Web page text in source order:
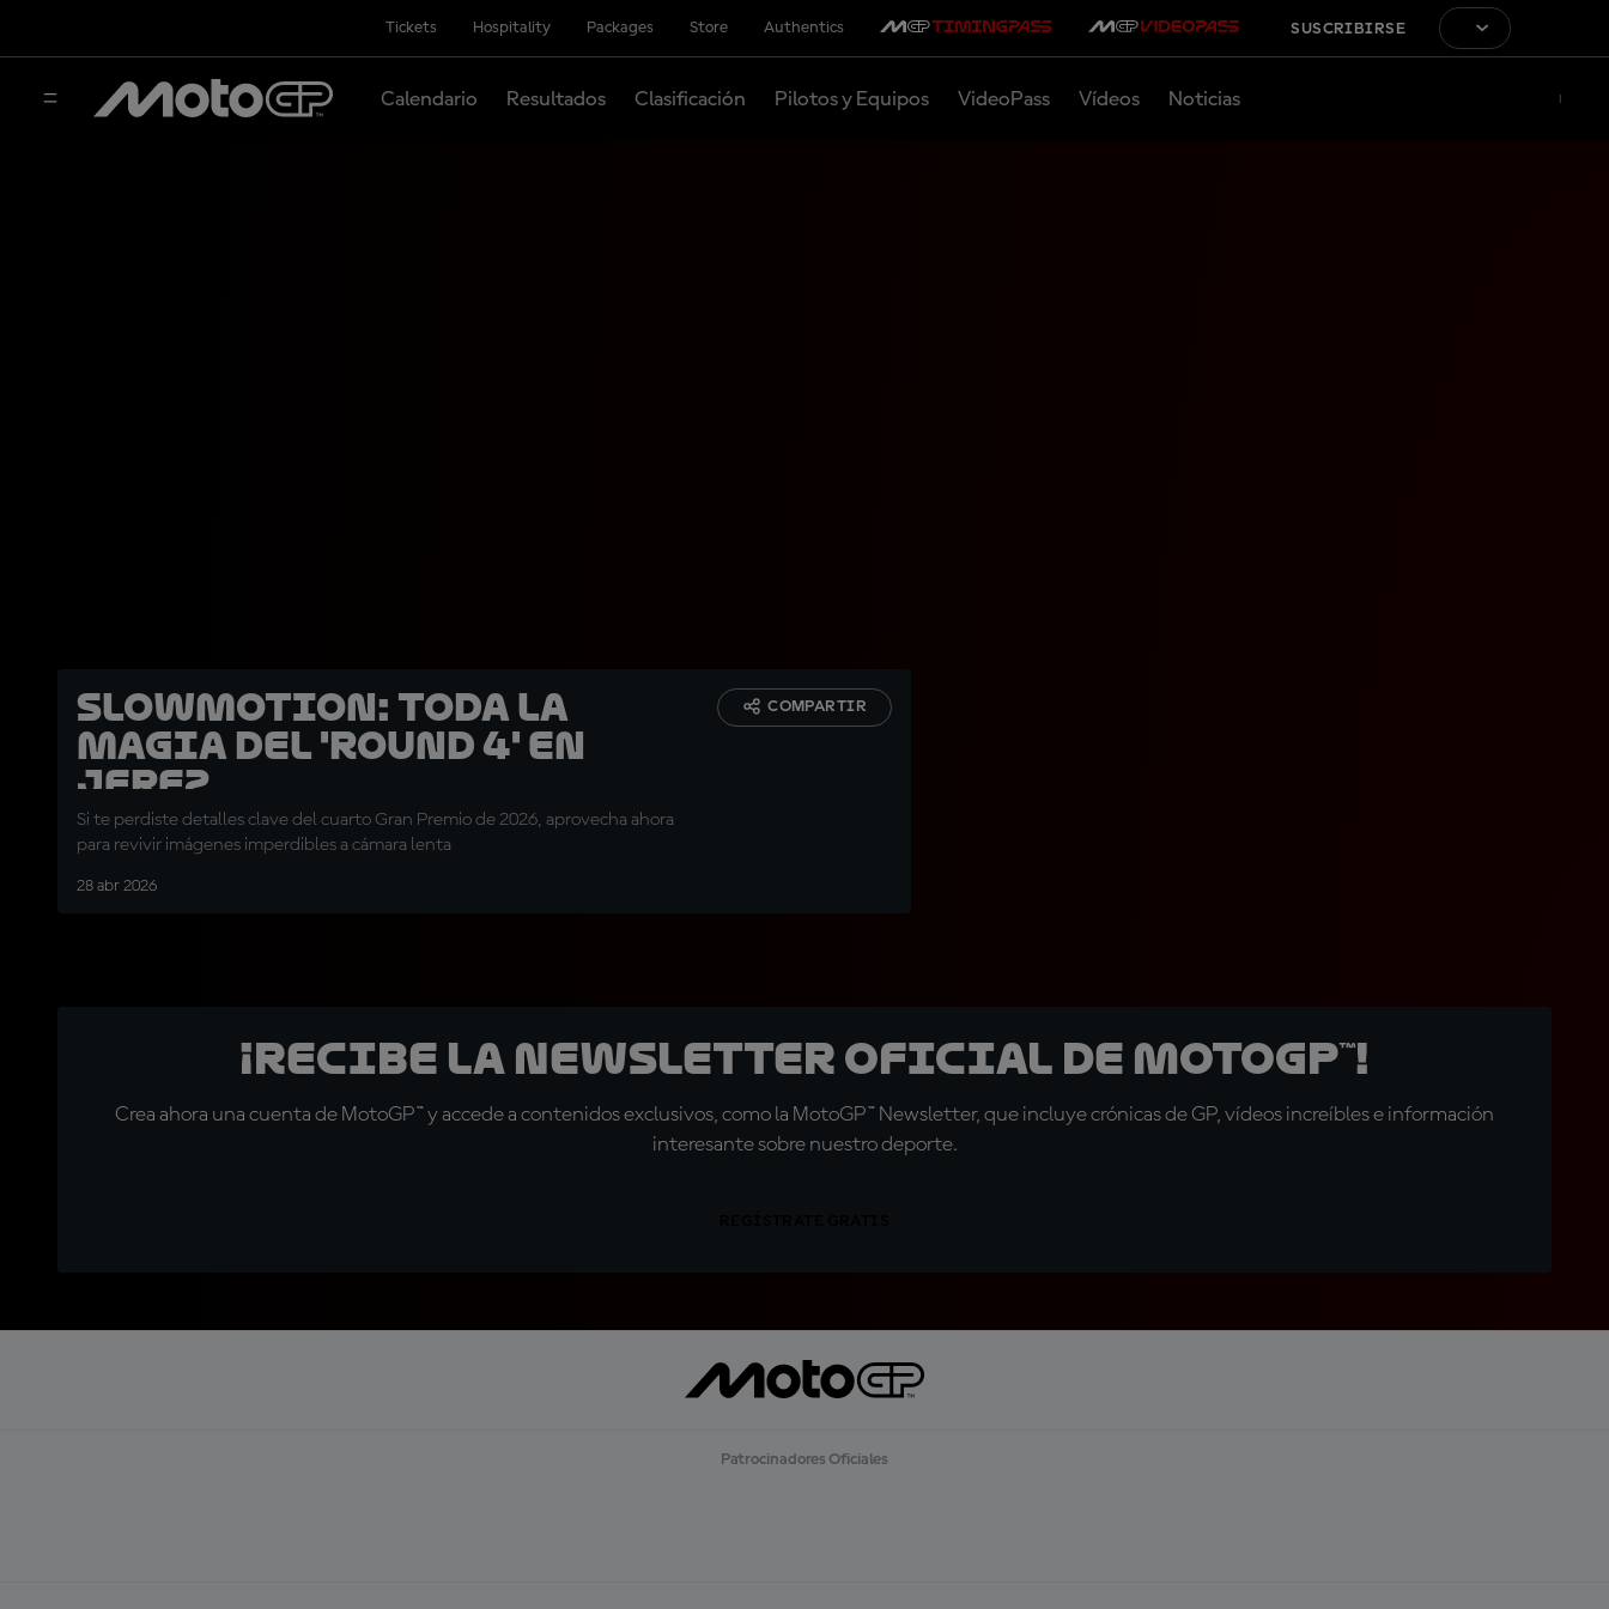
Tickets Hospitality Packages Store Authentics SUSCRIBIRSE
Calendario Resultados Clasificación Pilotos y Equipos VideoPass Vídeos Noticias
SLOWMOTION: Toda la
magia del 'Round 4' en
Jerez
Si te perdiste detalles clave del cuarto Gran Premio de 2026, aprovecha ahora
para revivir imágenes imperdibles a cámara lenta
28 abr 2026
COMPARTIR
¡Recibe la Newsletter oficial de MotoGP™!
Crea ahora una cuenta de MotoGP™ y accede a contenidos exclusivos, como la MotoGP™ Newsletter, que incluye crónicas de GP, vídeos increíbles e información
interesante sobre nuestro deporte.
Patrocinadores Oficiales